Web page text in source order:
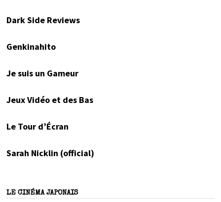
Dark Side Reviews
Genkinahito
Je suis un Gameur
Jeux Vidéo et des Bas
Le Tour d’Écran
Sarah Nicklin (official)
LE CINÉMA JAPONAIS